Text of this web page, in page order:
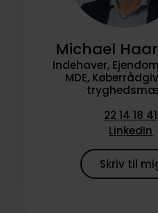
Michael
Indehaver,
MDE,
22 14 18 41
LinkedIn
Skriv til